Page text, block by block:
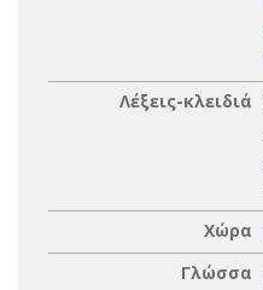
Λέξεις-κλειδιά
Χώρα
Γλώσσα